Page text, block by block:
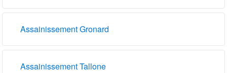
Assainissement Gronard
Assainissement Tallone